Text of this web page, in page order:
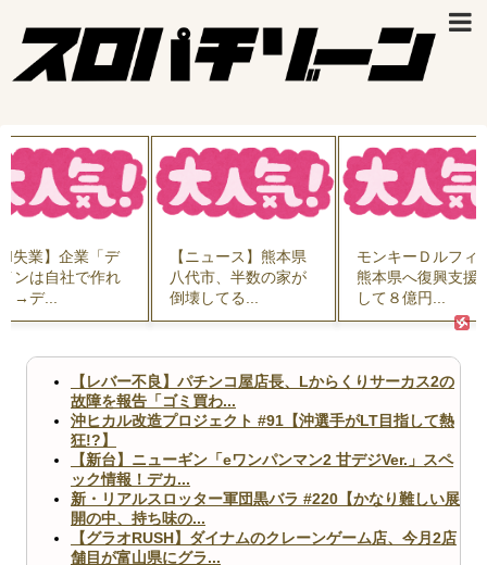
失業】企業「デ
ンは自社で作れ
→デ...
【ニュース】熊本県
八代市、半数の家が
倒壊してる...
モンキーＤルフィ
熊本県へ復興支援
して８億円...
【レバー不良】パチンコ屋店長、Lからくりサーカス2の
故障を報告「ゴミ買わ...
沖ヒカル改造プロジェクト #91【沖選手がLT目指して熱
狂!?】
【新台】ニューギン「eワンパンマン2 甘デジVer.」スペ
ック情報！デカ...
新・リアルスロッター軍団黒バラ #220【かなり難しい展
開の中、持ち味の...
【グラオRUSH】ダイナムのクレーンゲーム店、今月2店
舗目が富山県にグラ...